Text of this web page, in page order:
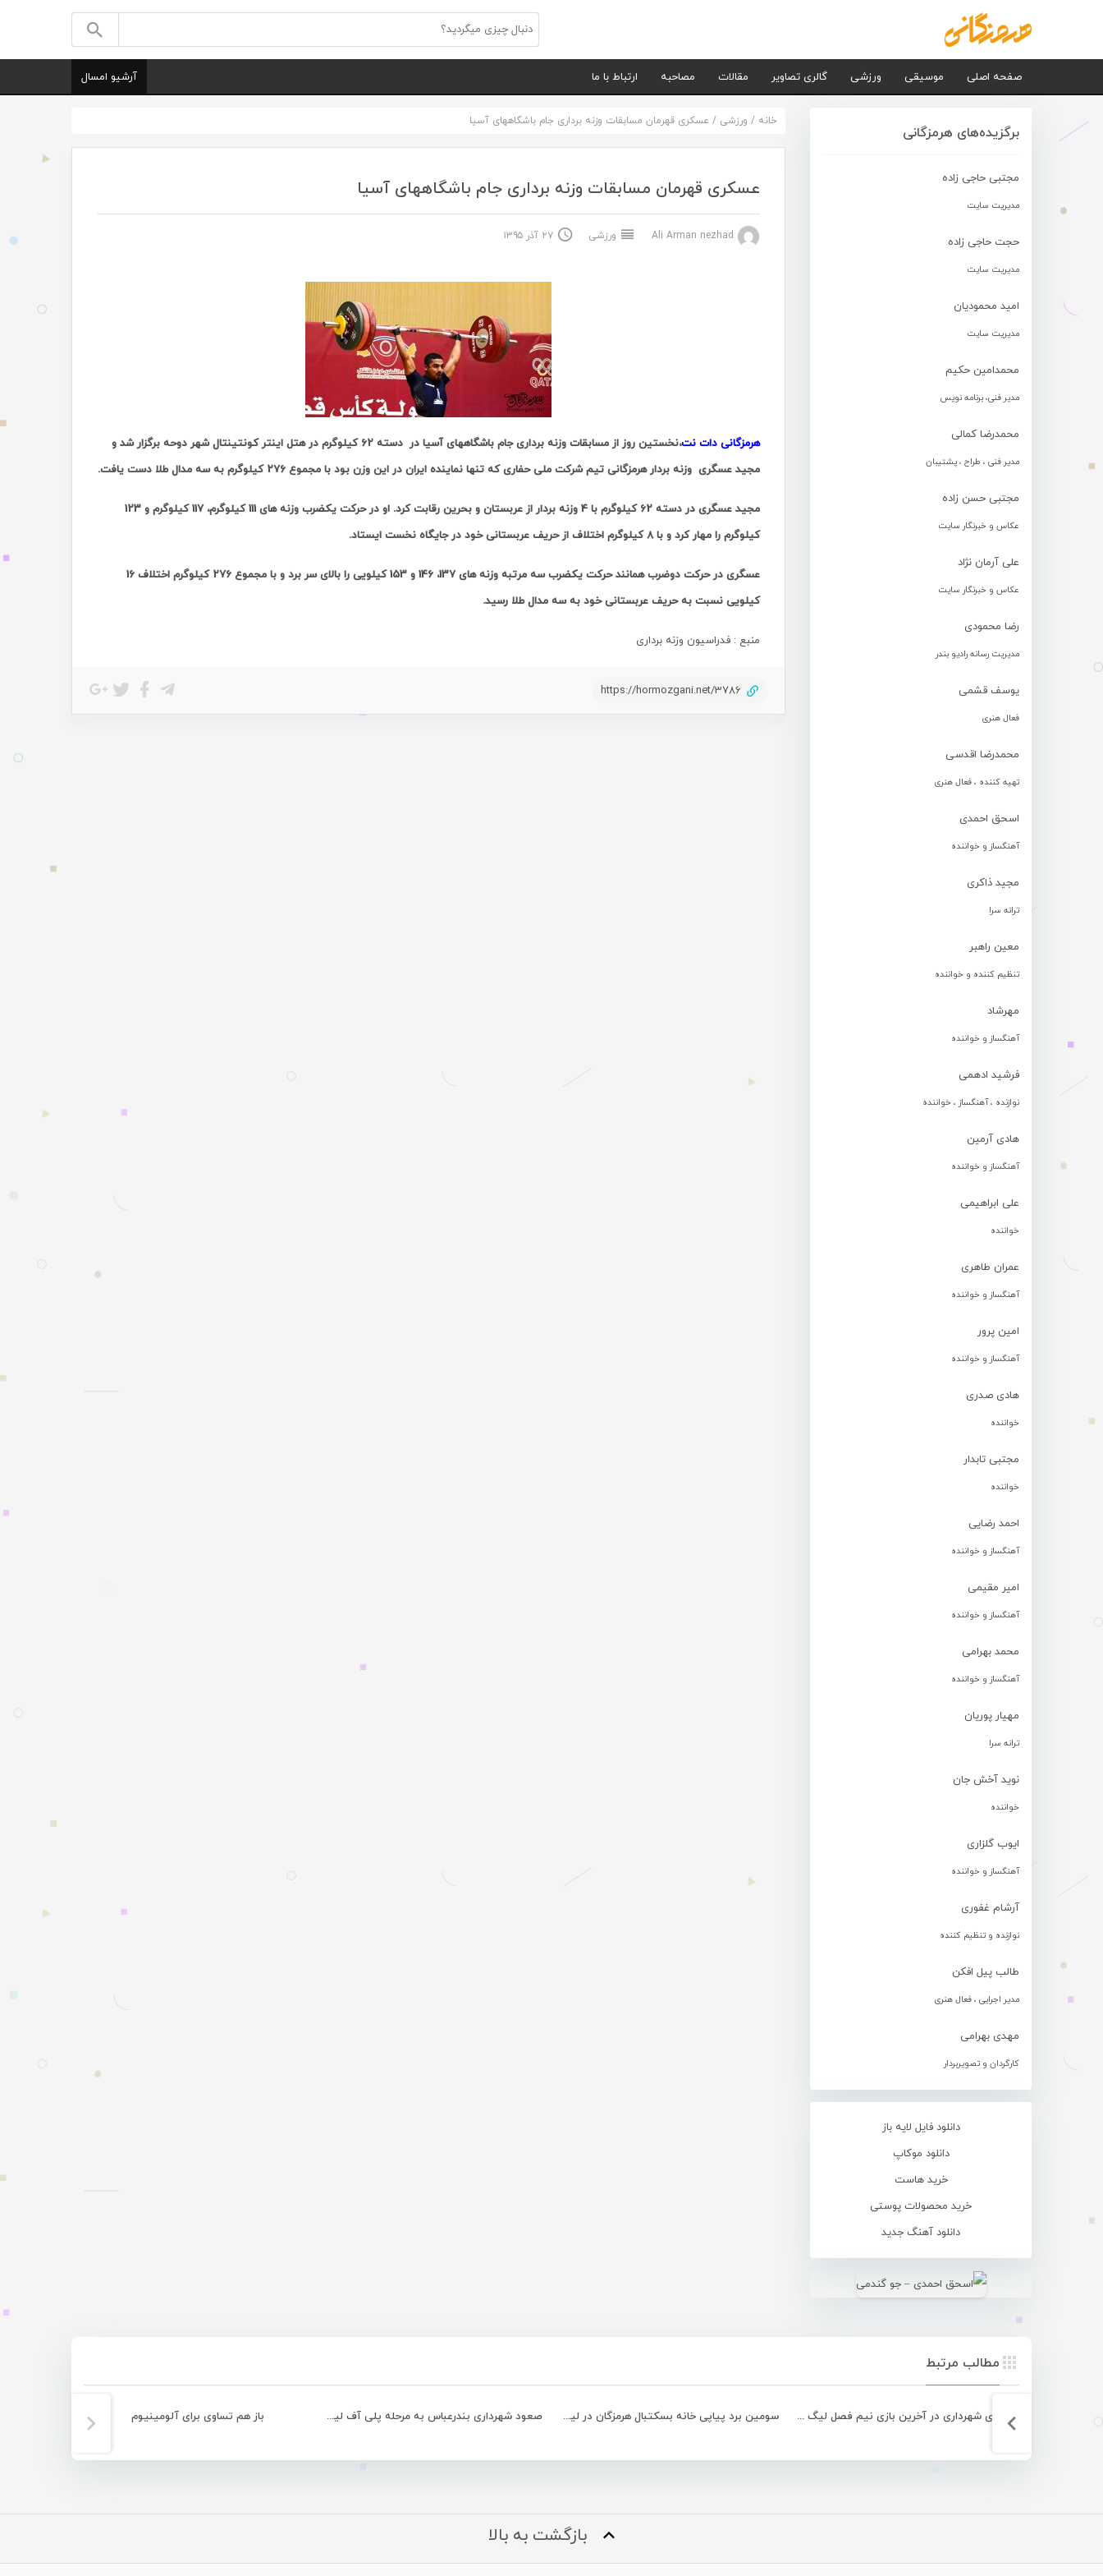
صفحه اصلی موسیقی ورزشی گالری تصاویر مقالات مصاحبه ارتباط با ما آرشیو امسال
برگزیده‌های هرمزگانی
مجتبی حاجی زاده
مدیریت سایت
حجت حاجی زاده
مدیریت سایت
امید محمودیان
مدیریت سایت
محمدامین حکیم
مدیر فنی، برنامه نویس
محمدرضا کمالی
مدیر فنی ، طراح ، پشتیبان
مجتبی حسن زاده
عکاس و خبرنگار سایت
علی آرمان نژاد
عکاس و خبرنگار سایت
رضا محمودی
مدیریت رسانه رادیو بندر
یوسف قشمی
فعال هنری
محمدرضا اقدسی
تهیه کننده ، فعال هنری
اسحق احمدی
آهنگساز و خواننده
مجید ذاکری
ترانه سرا
معین راهبر
تنظیم کننده و خواننده
مهرشاد
آهنگساز و خواننده
فرشید ادهمی
نوازنده ، آهنگساز ، خواننده
هادی آرمین
آهنگساز و خواننده
علی ابراهیمی
خواننده
عمران طاهری
آهنگساز و خواننده
امین پرور
آهنگساز و خواننده
هادی صدری
خواننده
مجتبی تابدار
خواننده
احمد رضایی
آهنگساز و خواننده
امیر مقیمی
آهنگساز و خواننده
محمد بهرامی
آهنگساز و خواننده
مهیار پوریان
ترانه سرا
نوید آخش جان
خواننده
ایوب گلزاری
آهنگساز و خواننده
آرشام غفوری
نوازنده و تنظیم کننده
طالب پیل افکن
مدیر اجرایی ، فعال هنری
مهدی بهرامی
کارگردان و تصویربردار
دانلود فایل لایه باز
دانلود موکاپ
خرید هاست
خرید محصولات پوستی
دانلود آهنگ جدید
خانه / ورزشی / عسکری قهرمان مسابقات وزنه برداری جام باشگاههای آسیا
عسکری قهرمان مسابقات وزنه برداری جام باشگاههای آسیا
ورزشی ۲۷ آذر ۱۳۹۵
هرمزگانی دات نت
،نخستین روز از مسابقات وزنه برداری جام باشگاههای آسیا در دسته 62 کیلوگرم در هتل اینتر کونتینتال شهر دوحه برگزار شد و
مجید عسگری وزنه بردار هرمزگانی تیم شرکت ملی حفاری که تنها نماینده ایران در این وزن بود با مجموع 276 کیلوگرم به سه مدال طلا دست یافت.
مجید عسگری در دسته 62 کیلوگرم با 4 وزنه بردار از عربستان و بحرین رقابت کرد. او در حرکت یکضرب وزنه های 111 کیلوگرم، 117 کیلوگرم و 123
کیلوگرم را مهار کرد و با 8 کیلوگرم اختلاف از حریف عربستانی خود در جایگاه نخست ایستاد.
عسگری در حرکت دوضرب همانند حرکت یکضرب سه مرتبه وزنه های 137، 146 و 153 کیلویی را بالای سر برد و با مجموع 276 کیلوگرم اختلاف 16
کیلویی نسبت به حریف عربستانی خود به سه مدال طلا رسید.
منبع : فدراسیون وزنه برداری
https://hormozgani.net/3786
مطالب مرتبط
تساوی شهرداری در آخرین بازی نیم فصل لیگ دسته ۲ سومین برد پیاپی خانه بسکتبال هرمزگان در لیگ برتر بسکتبال بانوان صعود شهرداری بندرعباس به مرحله پلی آف لیگ دسته ۲ باز هم تساوی برای آلومینیوم
بازگشت به بالا